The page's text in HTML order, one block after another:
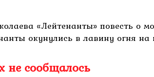
«Лейтенанты» повесть о
окунулись в лавину огня на
не сообщалось